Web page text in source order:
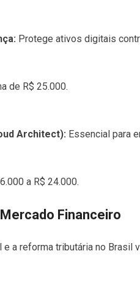
Protege ativos digitais
de R$ 25.000.
Architect): Essencial para
a R$ 24.000.
Financeiro
a reforma tributária no